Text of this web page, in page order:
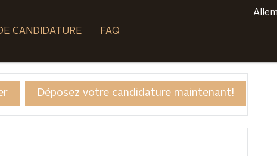
CANDIDATURE FAQ
Déposez votre candidature maintenant!